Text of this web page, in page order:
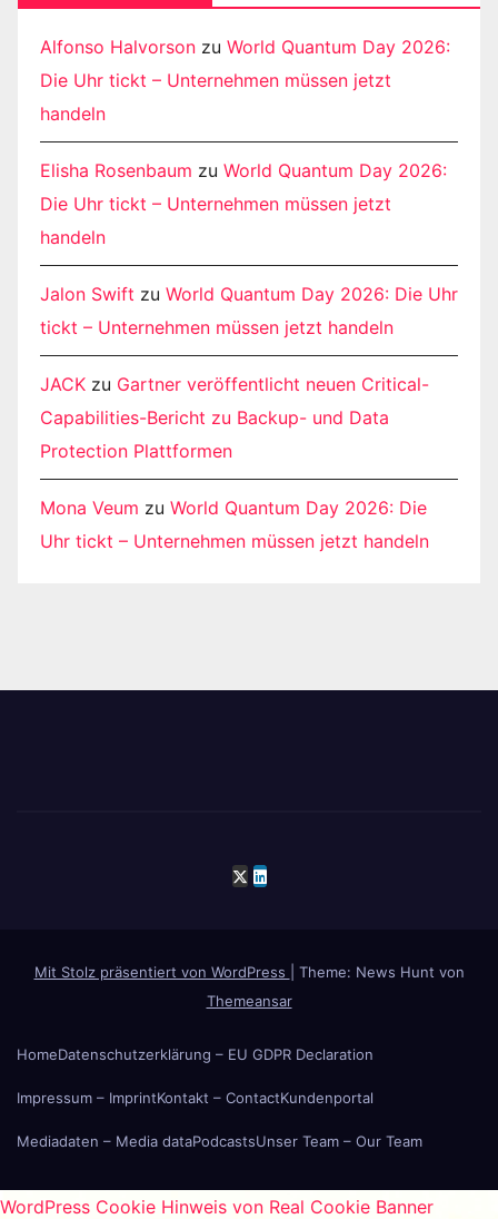
Alfonso Halvorson zu World Quantum Day 2026:
Die Uhr tickt – Unternehmen müssen jetzt
handeln
Elisha Rosenbaum zu World Quantum Day 2026:
Die Uhr tickt – Unternehmen müssen jetzt
handeln
Jalon Swift zu World Quantum Day 2026: Die Uhr
tickt – Unternehmen müssen jetzt handeln
JACK zu Gartner veröffentlicht neuen Critical-
Capabilities-Bericht zu Backup- und Data
Protection Plattformen
Mona Veum zu World Quantum Day 2026: Die
Uhr tickt – Unternehmen müssen jetzt handeln
Mit Stolz präsentiert von WordPress
Theme: News Hunt von
Themeansar
HomeDatenschutzerklärung – EU GDPR Declaration
Impressum – ImprintKontakt – ContactKundenportal
Mediadaten – Media dataPodcastsUnser Team – Our Team
WordPress Cookie Hinweis von Real Cookie Banner